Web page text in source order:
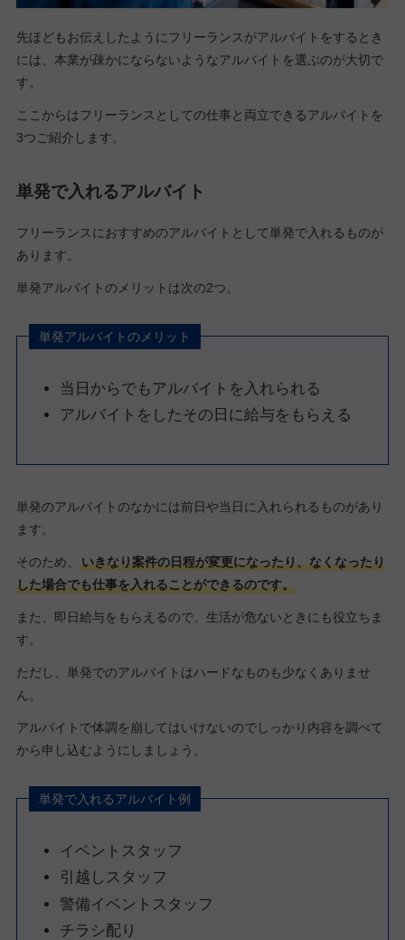
先ほどもお伝えしたようにフリーランスがアルバイトをするとき
には、本業が疎かにならないようなアルバイトを選ぶのが大切で
す。
ここからはフリーランスとしての仕事と両立できるアルバイトを
3つご紹介します。
単発で入れるアルバイト
フリーランスにおすすめのアルバイトとして単発で入れるものが
あります。
単発アルバイトのメリットは次の2つ。
単発アルバイトのメリット
当日からでもアルバイトを入れられる
アルバイトをしたその日に給与をもらえる
単発のアルバイトのなかには前日や当日に入れられるものがあり
ます。
そのため、
いきなり案件の日程が変更になったり、なくなったり
した場合でも仕事を入れることができるのです。
また、即日給与をもらえるので、生活が危ないときにも役立ちま
す。
ただし、単発でのアルバイトはハードなものも少なくありませ
ん。
アルバイトで体調を崩してはいけないのでしっかり内容を調べて
から申し込むようにしましょう。
単発で入れるアルバイト例
イベントスタッフ
引越しスタッフ
警備イベントスタッフ
チラシ配り